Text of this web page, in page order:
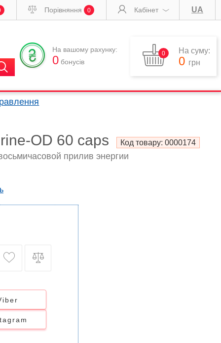
Порівняння 0 Кабінет UA
На вашому рахунку:
0 бонусів
0 На суму:
0 грн
OD 60 caps Код товару: 0000174
прилив энергии